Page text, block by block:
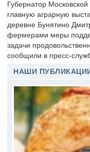
Губернатор
главную аграрную
деревне Бунятино
фермерами меры
задачи
сообщили в пресс-
НАШИ